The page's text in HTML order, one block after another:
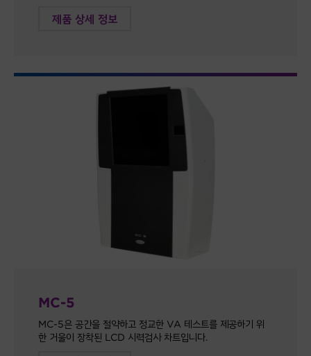
제품 상세 정보
MC-5
MC-5은 공간을 절약하고 정교한 VA 테스트를 제공하기 위
한 거울이 장착된 LCD 시력검사 차트입니다.